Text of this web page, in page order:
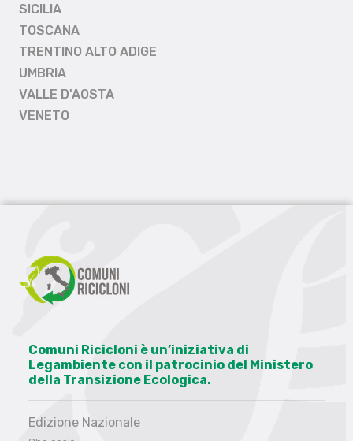
SICILIA
TOSCANA
TRENTINO ALTO ADIGE
UMBRIA
VALLE D'AOSTA
VENETO
Comuni Ricicloni è un’iniziativa di
Legambiente con il patrocinio del Ministero
della Transizione Ecologica.
Edizione Nazionale